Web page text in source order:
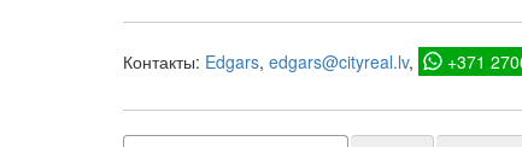
Контакты: Edgars edgars@cityreal.lv +371